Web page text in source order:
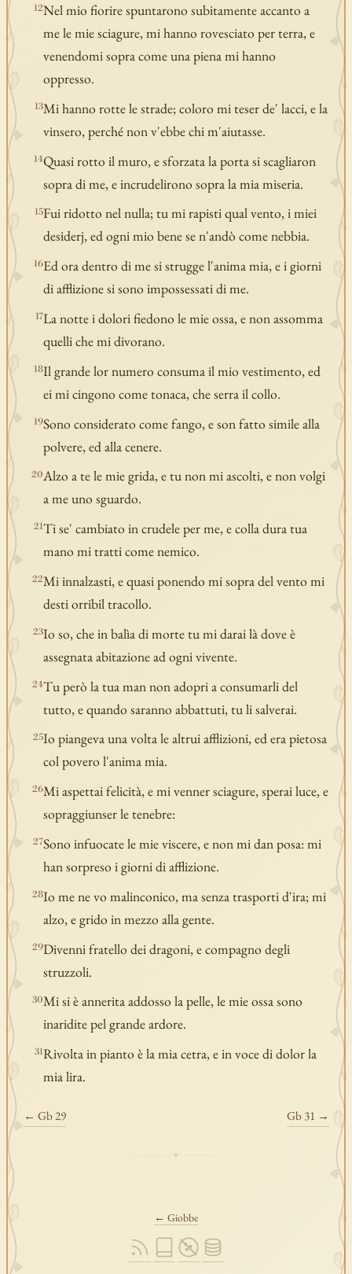
12Nel mio fiorire spuntarono subitamente accanto a
me le mie sciagure, mi hanno rovesciato per terra, e
venendomi sopra come una piena mi hanno
oppresso.
13Mi hanno rotte le strade; coloro mi teser de' lacci, e la
vinsero, perché non v'ebbe chi m'aiutasse.
14Quasi rotto il muro, e sforzata la porta si scagliaron
sopra di me, e incrudelirono sopra la mia miseria.
15Fui ridotto nel nulla; tu mi rapisti qual vento, i miei
desiderj, ed ogni mio bene se n'andò come nebbia.
16Ed ora dentro di me si strugge l'anima mia, e i giorni
di afflizione si sono impossessati di me.
17La notte i dolori fiedono le mie ossa, e non assomma
quelli che mi divorano.
18Il grande lor numero consuma il mio vestimento, ed
ei mi cingono come tonaca, che serra il collo.
19Sono considerato come fango, e son fatto simile alla
polvere, ed alla cenere.
20Alzo a te le mie grida, e tu non mi ascolti, e non volgi
a me uno sguardo.
21Ti se' cambiato in crudele per me, e colla dura tua
mano mi tratti come nemico.
22Mi innalzasti, e quasi ponendo mi sopra del vento mi
desti orribil tracollo.
23Io so, che in balìa di morte tu mi darai là dove è
assegnata abitazione ad ogni vivente.
24Tu però la tua man non adopri a consumarli del
tutto, e quando saranno abbattuti, tu li salverai.
25Io piangeva una volta le altrui afflizioni, ed era pietosa
col povero l'anima mia.
26Mi aspettai felicità, e mi venner sciagure, sperai luce, e
sopraggiunser le tenebre:
27Sono infuocate le mie viscere, e non mi dan posa: mi
han sorpreso i giorni di afflizione.
28Io me ne vo malinconico, ma senza trasporti d'ira; mi
alzo, e grido in mezzo alla gente.
29Divenni fratello dei dragoni, e compagno degli
struzzoli.
30Mi si è annerita addosso la pelle, le mie ossa sono
inaridite pel grande ardore.
31Rivolta in pianto è la mia cetra, e in voce di dolor la
mia lira.
← Gb 29 Gb 31 →
← Giobbe